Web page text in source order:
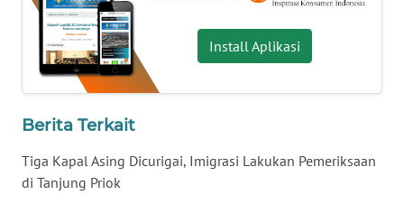
Install Aplikasi
Berita Terkait
Tiga Kapal Asing Dicurigai, Imigrasi Lakukan Pemeriksaan
di Tanjung Priok
WN
BENGKULU
WN
WN
JATENG